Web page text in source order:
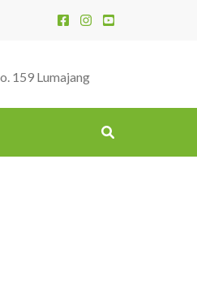
159 Lumajang